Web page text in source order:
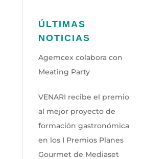
ÚLTIMAS
NOTICIAS
Agemcex colabora con
Meating Party
VENARI recibe el premio
al mejor proyecto de
formación gastronómica
en los I Premios Planes
Gourmet de Mediaset